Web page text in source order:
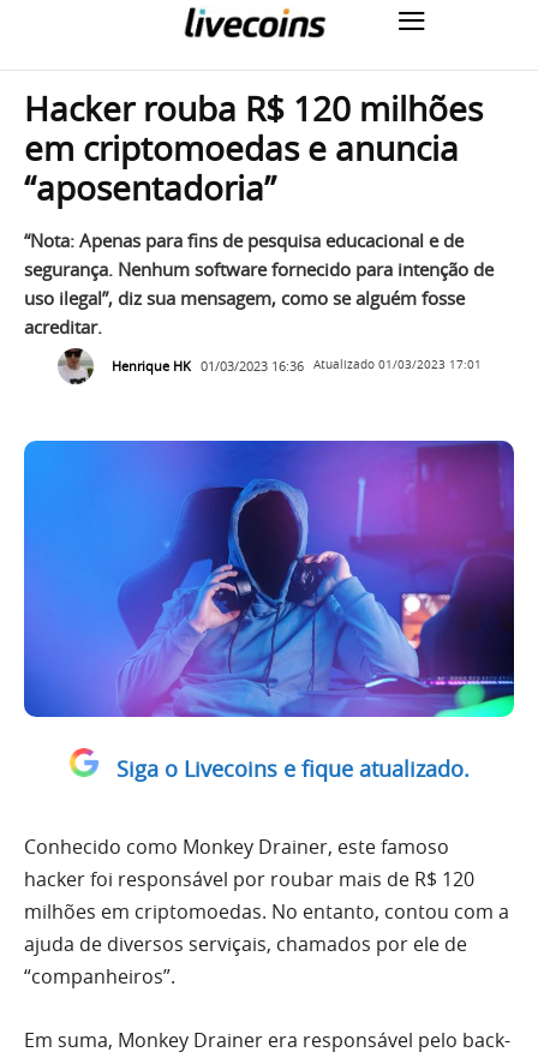
Hacker rouba R$ 120 milhões
em criptomoedas e anuncia
“aposentadoria”
“Nota: Apenas para fins de pesquisa educacional e de
segurança. Nenhum software fornecido para intenção de
uso ilegal”, diz sua mensagem, como se alguém fosse
acreditar.
Henrique HK 01/03/2023 16:36 Atualizado 01/03/2023 17:01
Siga o Livecoins e fique atualizado.
Conhecido como Monkey Drainer, este famoso
hacker foi responsável por roubar mais de R$ 120
milhões em criptomoedas. No entanto, contou com a
ajuda de diversos serviçais, chamados por ele de
“companheiros”.
Em suma, Monkey Drainer era responsável pelo back-